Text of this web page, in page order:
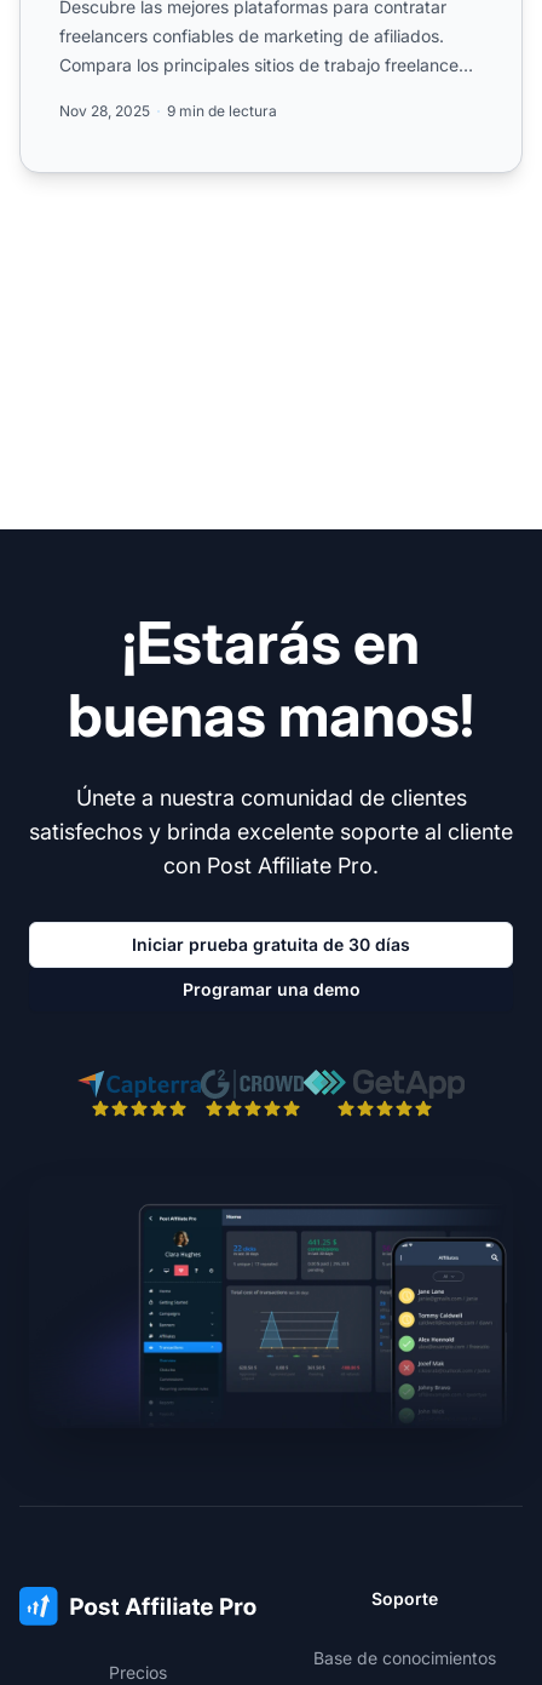
Descubre las mejores plataformas para contratar
freelancers confiables de marketing de afiliados.
Compara los principales sitios de trabajo freelance
Nov 28, 2025 9 min de lectura
¡Estarás en
buenas manos!
Únete a nuestra comunidad de clientes
satisfechos y brinda excelente soporte al cliente
con Post Affiliate Pro.
Iniciar prueba gratuita de 30 días
Programar una demo
Precios
Soporte
Base de conocimientos